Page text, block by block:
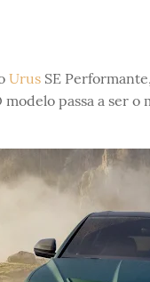
UrusSE
passa a ser